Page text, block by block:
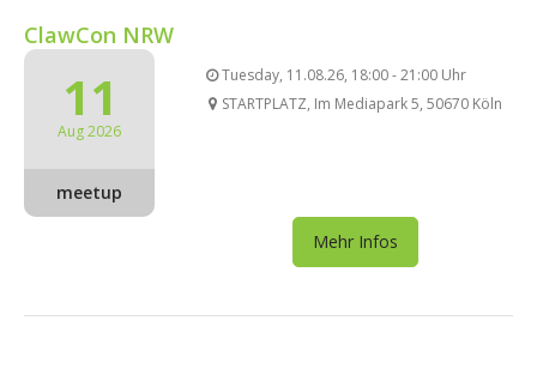
ClawCon NRW
11
Aug 2026
meetup
Tuesday, 11.08.26, 18:00 - 21:00 Uhr
STARTPLATZ, Im Mediapark 5, 50670 Köln
Mehr Infos